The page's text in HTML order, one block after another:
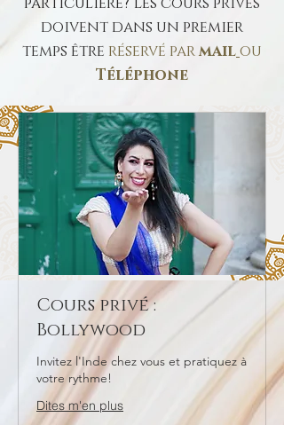
doivent dans un premier
temps être réservé parmailou
Téléphone
Cours privé :
Bollywood
Invitez l'Inde chez vous et pratiquez à
votre rythme!
Dites m'en plus